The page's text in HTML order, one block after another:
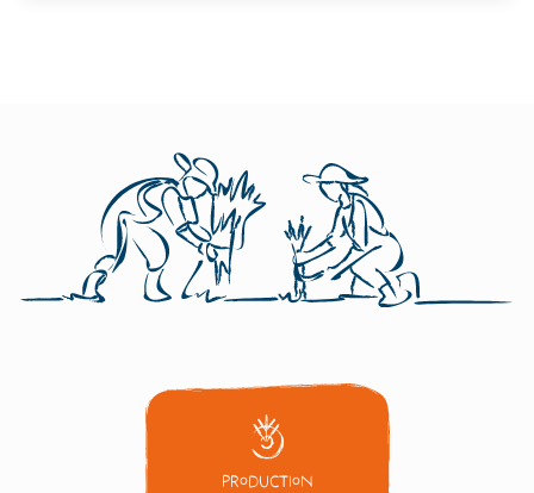
Production